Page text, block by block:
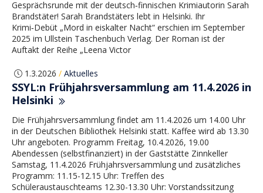
Gesprächsrunde mit der deutsch‑finnischen Krimiautorin Sarah
Brandstäter! Sarah Brandstäters lebt in Helsinki. Ihr
Krimi‑Debüt „Mord in eiskalter Nacht“ erschien im September
2025 im Ullstein Taschenbuch Verlag. Der Roman ist der
Auftakt der Reihe „Leena Victor
1.3.2026/ Aktuelles
SSYL:n Frühjahrsversammlung am 11.4.2026 in
Helsinki
Die Frühjahrsversammlung findet am 11.4.2026 um 14.00 Uhr
in der Deutschen Bibliothek Helsinki statt. Kaffee wird ab 13.30
Uhr angeboten. Programm Freitag, 10.4.2026, 19.00
Abendessen (selbstfinanziert) in der Gaststätte Zinnkeller
Samstag, 11.4.2026 Frühjahrsversammlung und zusätzliches
Programm: 11.15-12.15 Uhr: Treffen des
Schüleraustauschteams 12.30-13.30 Uhr: Vorstandssitzung